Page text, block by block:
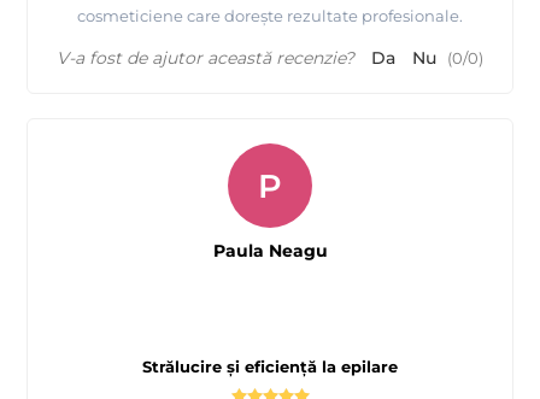
cosmeticiene care dorește rezultate profesionale.
V-a fost de ajutor această recenzie? Da Nu (0/0)
Strălucire și eficiență la epilare
P
Paula Neagu